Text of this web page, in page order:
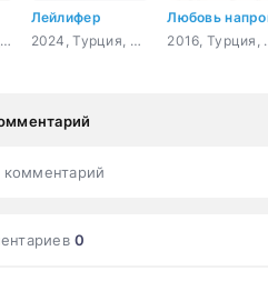
,Мелодрама История
Лейлифер
2024, Турция,
Драма,Мелодрама
комментарий
0